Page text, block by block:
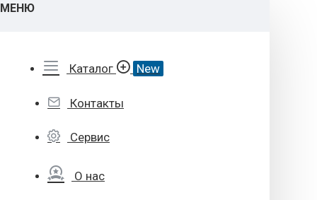
МЕНЮ
Каталог New
Контакты
Сервис
О нас